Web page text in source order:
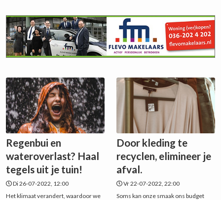
Regenbui en
wateroverlast? Haal
tegels uit je tuin!
Di 26-07-2022, 12:00
Het klimaat verandert, waardoor we
Door kleding te
recyclen, elimineer je
afval.
Vr 22-07-2022, 22:00
Soms kan onze smaak ons budget